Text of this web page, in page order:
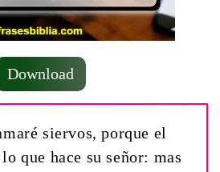
Download
siervos, porque el
que hace su señor: mas